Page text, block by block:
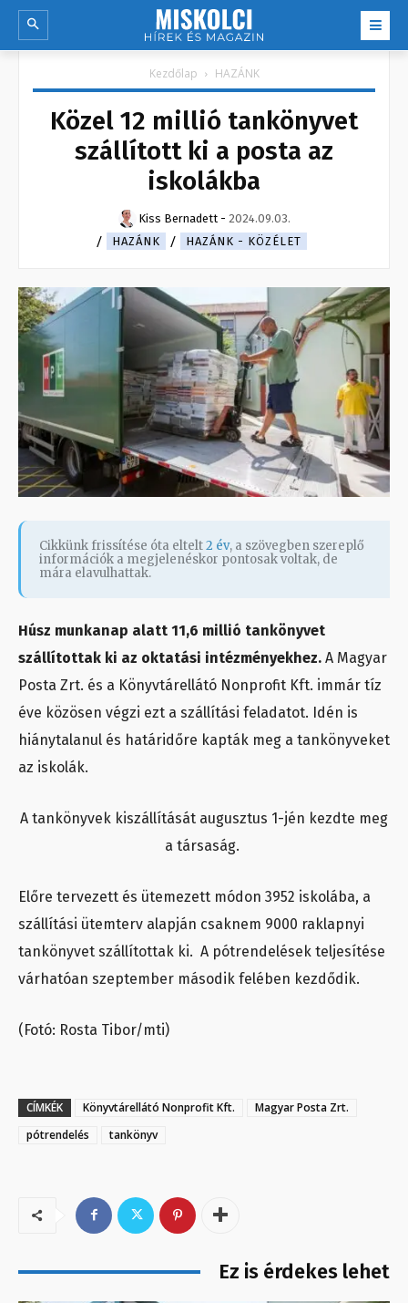
Kezdőlap HAZÁNK
Közel 12 millió tankönyvet
szállított ki a posta az
iskolákba
Kiss Bernadett - 2024.09.03.
HAZÁNK
HAZÁNK - KÖZÉLET
Cikkünk frissítése óta eltelt2 év, a szövegben szereplő
információk a megjelenéskor pontosak voltak, de
mára elavulhattak.
Húsz munkanap alatt 11,6 millió tankönyvet
szállítottak ki az oktatási intézményekhez. A Magyar
Posta Zrt. és a Könyvtárellátó Nonprofit Kft. immár tíz
éve közösen végzi ezt a szállítási feladatot. Idén is
hiánytalanul és határidőre kapták meg a tankönyveket
az iskolák.
A tankönyvek kiszállítását augusztus 1-jén kezdte meg
a társaság.
Előre tervezett és ütemezett módon 3952 iskolába, a
szállítási ütemterv alapján csaknem 9000 raklapnyi
tankönyvet szállítottak ki. A pótrendelések teljesítése
várhatóan szeptember második felében kezdődik.
(Fotó: Rosta Tibor/mti)
CÍMKÉK Könyvtárellátó Nonprofit Kft.
Magyar Posta Zrt.
pótrendelés
tankönyv
Ez is érdekes lehet